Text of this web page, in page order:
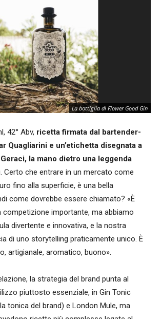
La bottiglia di Flower Good Gin
42° Abv, ricetta firmata dal bartender-
Quagliarini e un’etichetta disegnata a
la mano dietro una leggenda
. Certo che entrare in un mercato come
fino alla superficie, è una bella
come dovrebbe essere chiamato? «È
competizione importante, ma abbiamo
divertente e innovativa, e la nostra
di uno storytelling praticamente unico. È
artigianale, aromatico, buono».
la strategia del brand punta al
piuttosto essenziale, in Gin Tonic
tonica del brand) e London Mule, ma